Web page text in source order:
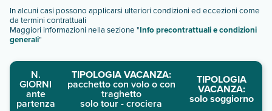
In alcuni casi possono applicarsi ulteriori condizioni ed eccezioni come
da termini contrattuali
Maggiori informazioni nella sezione "Info precontrattuali e condizioni
generali"
N.
GIORNI
ante
partenza
TIPOLOGIA VACANZA:
pacchetto con volo o con
traghetto
solo tour - crociera
TIPOLOGIA
VACANZA:
solo soggiorno